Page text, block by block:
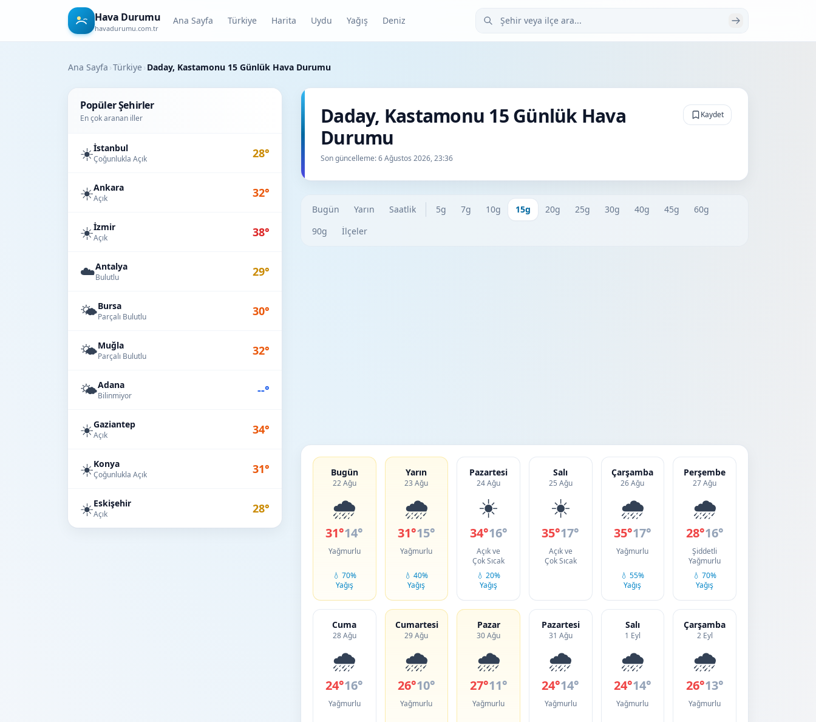
Hava Durumu
havadurumu.com.tr
Ana Sayfa Türkiye Harita Uydu Yağış Deniz Şehir veya ilçe ara
Ana Sayfa ›Türkiye› Daday, Kastamonu 15 Günlük Hava Durumu
Popüler Şehirler
En çok aranan iller
☀️İstanbul
Çoğunlukla Açık 28°
☀️Ankara
Açık 32°
☀️İzmir
Açık 38°
☁️Antalya
Bulutlu 29°
🌤️Bursa
Parçalı Bulutlu 30°
🌤️Muğla
Parçalı Bulutlu 32°
🌤️Adana
Bilinmiyor --°
☀️Gaziantep
Açık 34°
☀️Konya
Çoğunlukla Açık 31°
☀️Eskişehir
Açık 28°
Daday, Kastamonu 15 Günlük Hava
Durumu
Son güncelleme:6 Ağustos 2026, 23:36
Kaydet
Bugün Yarın Saatlik 5g 7g 10g 15g 20g 25g 30g 40g 45g
60g
90g
İlçeler
Bugün
22 Ağu
🌧️
31°14°
Yağmurlu
💧 70%
Yağış
Yarın
23 Ağu
🌧️
31°15°
Yağmurlu
💧 40%
Yağış
Pazartesi
24 Ağu
☀️
34°16°
Açık ve
Çok Sıcak
💧 20%
Yağış
Salı
25 Ağu
☀️
35°17°
Açık ve
Çok Sıcak
Çarşamba
26 Ağu
🌧️
35°17°
Yağmurlu
💧 55%
Yağış
Perşembe
27 Ağu
🌧️
28°16°
Şiddetli
Yağmurlu
💧 70%
Yağış
Cuma
28 Ağu
🌧️
24°16°
Yağmurlu
Cumartesi
29 Ağu
🌧️
26°10°
Yağmurlu
Pazar
30 Ağu
🌧️
27°11°
Yağmurlu
Pazartesi
31 Ağu
🌧️
24°14°
Yağmurlu
Salı
1 Eyl
🌧️
24°14°
Yağmurlu
Çarşamba
2 Eyl
🌧️
26°13°
Yağmurlu